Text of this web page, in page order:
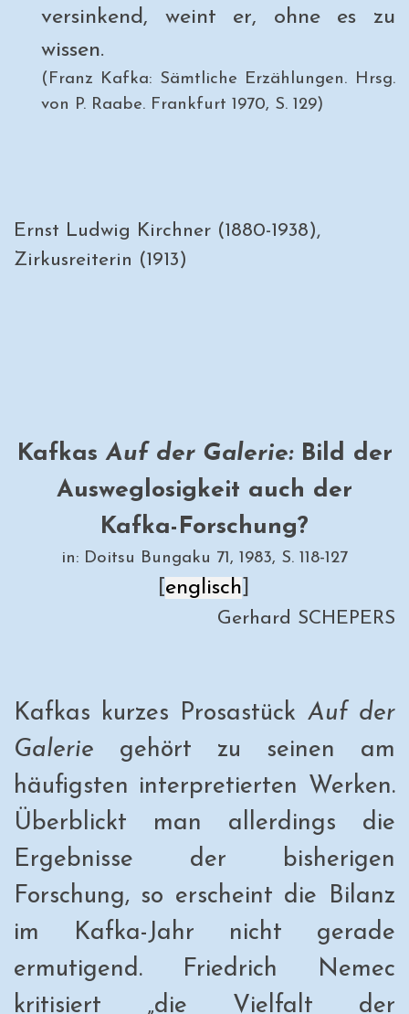
versinkend, weint er, ohne es zu
wissen.
(Franz Kafka: Sämtliche Erzählungen. Hrsg.
von P. Raabe. Frankfurt 1970, S. 129)
Ernst Ludwig Kirchner (1880-1938),
Zirkusreiterin (1913)
Kafkas Auf der Galerie: Bild der
Ausweglosigkeit auch der
Kafka-Forschung?
in: Doitsu Bungaku 71, 1983, S. 118-127
englisch
Gerhard SCHEPERS
Kafkas kurzes Prosastück Auf der
Galerie gehört zu seinen am
häufigsten interpretierten Werken.
Überblickt man allerdings die
Ergebnisse der bisherigen
Forschung, so erscheint die Bilanz
im Kafka-Jahr nicht gerade
ermutigend. Friedrich Nemec
kritisiert „die Vielfalt der